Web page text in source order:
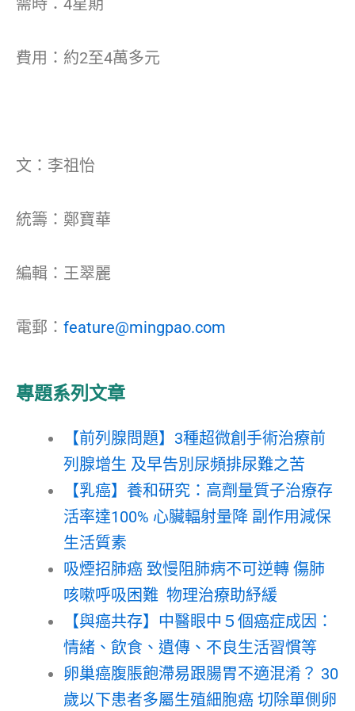
需時：4星期
費用：約2至4萬多元
文：李祖怡
統籌：鄭寶華
編輯：王翠麗
電郵： feature@mingpao.com
專題系列文章
【前列腺問題】3種超微創手術治療前
列腺增生 及早告別尿頻排尿難之苦
【乳癌】養和研究：高劑量質子治療存
活率達100% 心臟輻射量降 副作用減保
生活質素
吸煙招肺癌 致慢阻肺病不可逆轉 傷肺
咳嗽呼吸困難 物理治療助紓緩
【與癌共存】中醫眼中５個癌症成因：
情緒、飲食、遺傳、不良生活習慣等
卵巢癌腹脹飽滯易跟腸胃不適混淆？ 30
歲以下患者多屬生殖細胞癌 切除單側卵